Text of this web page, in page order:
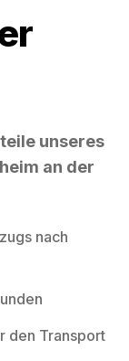
unseres
an der
nach
den Transport